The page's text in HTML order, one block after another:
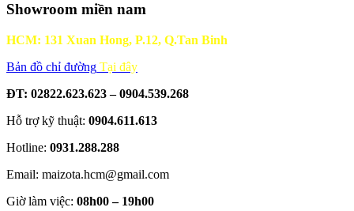
Showroom miền nam
HCM: 131 Xuan Hong, P.12, Q.Tan Binh
Bản đồ chỉ đường Tại đây
ĐT: 02822.623.623 – 0904.539.268
Hỗ trợ kỹ thuật: 0904.611.613
Hotline: 0931.288.288
Email: maizota.hcm@gmail.com
Giờ làm việc: 08h00 – 19h00